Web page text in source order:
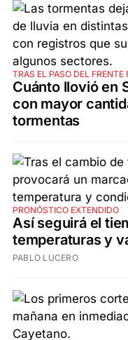
TRAS EL PASO DEL FRENTE
Cuánto llovió en
con mayor
tormentas
PRONÓSTICO EXTENDIDO
Así seguirá el
temperaturas y
PABLO LUCERO